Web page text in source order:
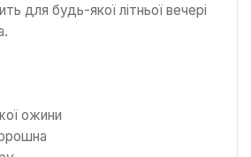
для будь-якої літньої вечері
ожини